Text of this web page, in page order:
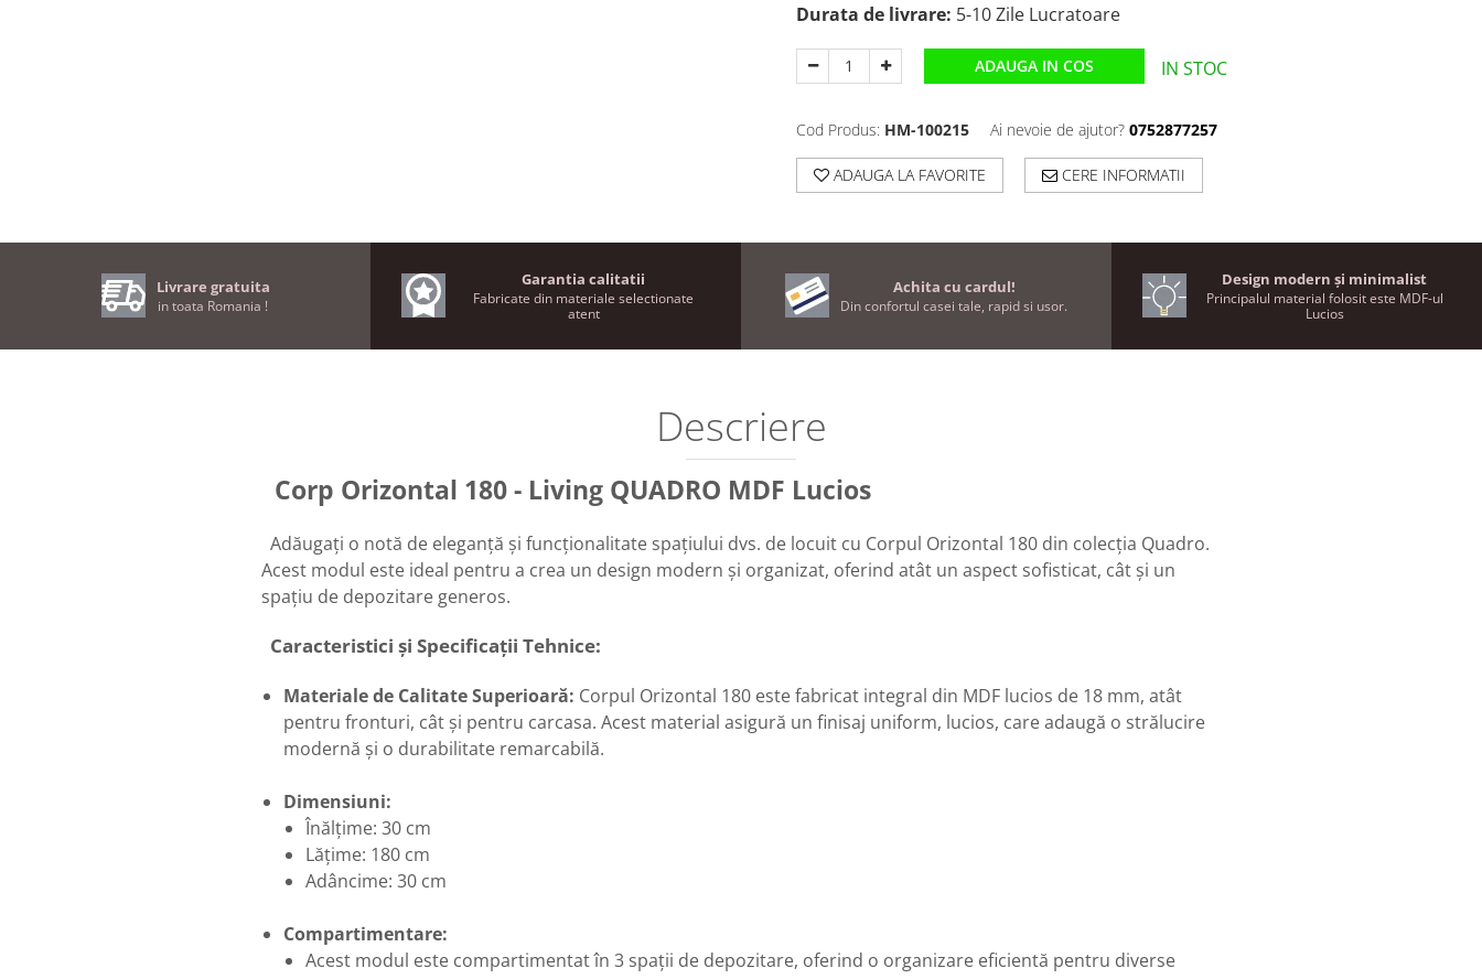
Durata de livrare: 5-10 Zile Lucratoare
ADAUGA IN COS IN STOC
Cod Produs: HM-100215 Ai nevoie de ajutor? 0752877257
ADAUGA LA FAVORITE CERE INFORMATII
Livrare gratuita
in toata Romania !
Garantia calitatii
Fabricate din materiale selectionate
atent
Achita cu cardul!
Din confortul casei tale, rapid si usor.
Design modern și minimalist
Principalul material folosit este MDF-ul
Lucios
Descriere
Corp Orizontal 180 - Living QUADRO MDF Lucios
Adăugați o notă de eleganță și funcționalitate spațiului dvs. de locuit cu Corpul Orizontal 180 din colecția Quadro.
Acest modul este ideal pentru a crea un design modern și organizat, oferind atât un aspect sofisticat, cât și un
spațiu de depozitare generos.
Caracteristici și Specificații Tehnice:
Materiale de Calitate Superioară: Corpul Orizontal 180 este fabricat integral din MDF lucios de 18 mm, atât
pentru fronturi, cât și pentru carcasa. Acest material asigură un finisaj uniform, lucios, care adaugă o strălucire
modernă și o durabilitate remarcabilă.
Dimensiuni:
Înălțime: 30 cm
Lățime: 180 cm
Adâncime: 30 cm
Compartimentare:
Acest modul este compartimentat în 3 spații de depozitare, oferind o organizare eficientă pentru diverse